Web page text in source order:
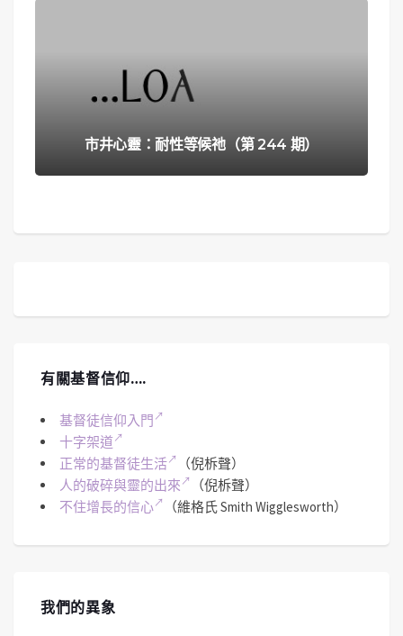
市井心靈：耐性等候祂（第 244 期）
有關基督信仰….
基督徒信仰入門
十字架道
正常的基督徒生活
（倪柝聲）
人的破碎與靈的出來
（倪柝聲）
不住增長的信心
（維格氏 Smith Wigglesworth）
我們的異象